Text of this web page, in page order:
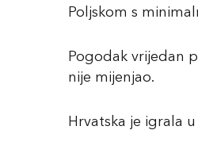
Poljskom s
Pogodak vrijedan
nije mijenjao.
Hrvatska je igrala